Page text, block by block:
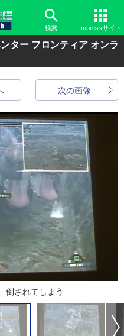
検索 Impressサイト
ター フロンティア オンラ
次の画像
倒されてしまう